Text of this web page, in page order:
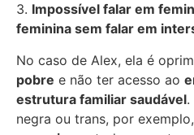
3. Impossível falar em
feminina sem falar em
No caso de Alex, ela é
pobre e não ter acesso ao
estrutura familiar saudável.
negra ou trans, por